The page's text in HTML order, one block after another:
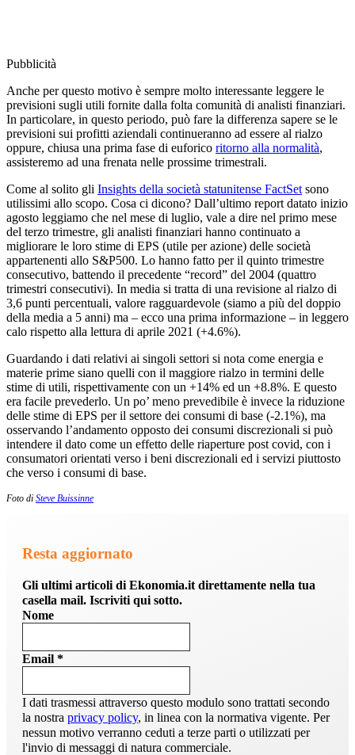
Pubblicità
Anche per questo motivo è sempre molto interessante leggere le
previsioni sugli utili fornite dalla folta comunità di analisti finanziari.
In particolare, in questo periodo, può fare la differenza sapere se le
previsioni sui profitti aziendali continueranno ad essere al rialzo
oppure, chiusa una prima fase di euforico ritorno alla normalità,
assisteremo ad una frenata nelle prossime trimestrali.
Come al solito gli Insights della società statunitense FactSet sono
utilissimi allo scopo. Cosa ci dicono? Dall’ultimo report datato inizio
agosto leggiamo che nel mese di luglio, vale a dire nel primo mese
del terzo trimestre, gli analisti finanziari hanno continuato a
migliorare le loro stime di EPS (utile per azione) delle società
appartenenti allo S&P500. Lo hanno fatto per il quinto trimestre
consecutivo, battendo il precedente “record” del 2004 (quattro
trimestri consecutivi). In media si tratta di una revisione al rialzo di
3,6 punti percentuali, valore ragguardevole (siamo a più del doppio
della media a 5 anni) ma – ecco una prima informazione – in leggero
calo rispetto alla lettura di aprile 2021 (+4.6%).
Guardando i dati relativi ai singoli settori si nota come energia e
materie prime siano quelli con il maggiore rialzo in termini delle
stime di utili, rispettivamente con un +14% ed un +8.8%. E questo
era facile prevederlo. Un po’ meno prevedibile è invece la riduzione
delle stime di EPS per il settore dei consumi di base (-2.1%), ma
osservando l’andamento opposto dei consumi discrezionali si può
intendere il dato come un effetto delle riaperture post covid, con i
consumatori orientati verso i beni discrezionali ed i servizi piuttosto
che verso i consumi di base.
Foto di Steve Buissinne
Resta aggiornato
Gli ultimi articoli di Ekonomia.it direttamente nella tua
casella mail. Iscriviti qui sotto.
Nome
Email *
I dati trasmessi attraverso questo modulo sono trattati secondo
la nostra privacy policy, in linea con la normativa vigente. Per
nessun motivo verranno ceduti a terze parti o utilizzati per
l'invio di messaggi di natura commerciale.